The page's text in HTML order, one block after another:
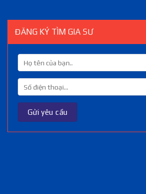
ĐĂNG KÝ TÌM GIA SƯ